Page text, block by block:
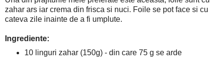
zahar ars iar crema din frisca si nuci. Foile se pot face si cu
cateva zile inainte de a fi umplute.
Ingrediente:
10 linguri zahar (150g) - din care 75 g se arde